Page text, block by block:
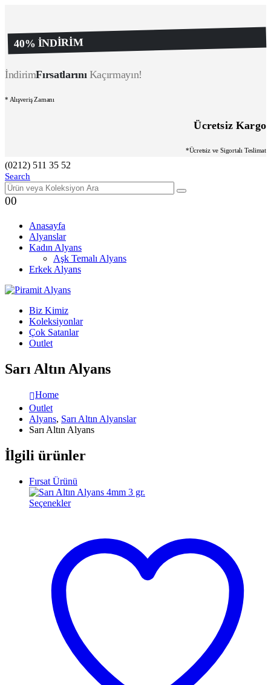
40% İNDİRİM
İndirimFırsatlarınıKaçırmayın!
* Alışveriş Zamanı
Ücretsiz Kargo
*Ücretsiz ve Sigortalı Teslimat
(0212) 511 35 52
Search
00
Anasayfa
Alyanslar
Kadın Alyans
Aşk Temalı Alyans
Erkek Alyans
Biz Kimiz
Koleksiyonlar
Çok Satanlar
Outlet
Sarı Altın Alyans
Home
Outlet
Alyans, Sarı Altın Alyanslar
Sarı Altın Alyans
İlgili ürünler
Fırsat Ürünü
Seçenekler